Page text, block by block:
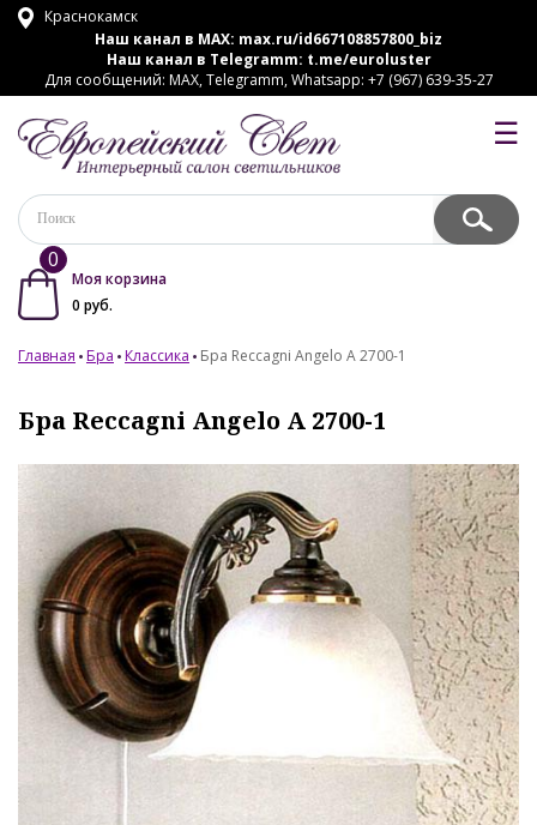
Краснокамск
Наш канал в MAX: max.ru/id667108857800_biz
Наш канал в Telegramm: t.me/euroluster
Для сообщений: MAX, Telegramm, Whatsapp: +7 (967) 639-35-27
☰
0
Моя корзина
0 руб.
Главная Бра Классика Бра Reccagni Angelo A 2700-1
Бра Reccagni Angelo A 2700-1